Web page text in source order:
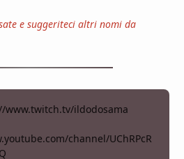
e suggeriteci altri nomi da
www.twitch.tv/ildodosama
channel/UChRPcR